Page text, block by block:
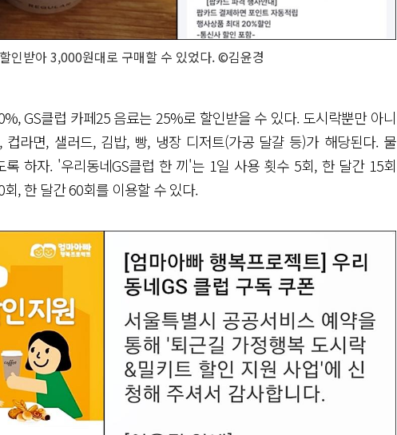
인받아 3,000원대로 구매할 수 있었다. ©김윤경
GS클럽 카페25 음료는 25%로 할인받을 수 있다. 도시락뿐만 아니
라면, 샐러드, 김밥, 빵, 냉장 디저트(가공 달걀 등)가 해당된다. 물
하자. '우리동네GS클럽 한 끼'는 1일 사용 횟수 5회, 한 달간 15회
, 한 달간 60회를 이용할 수 있다.